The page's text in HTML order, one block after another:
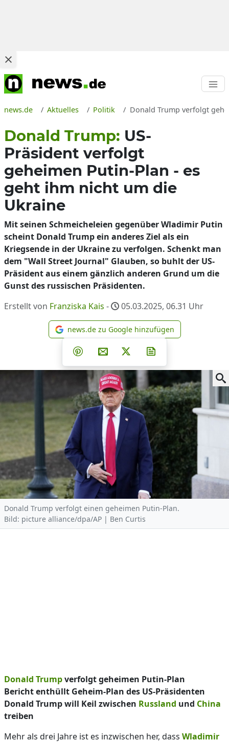
news.de Aktuelles Politik Donald Trump verfolgt
Donald Trump: US-
Präsident verfolgt
geheimen Putin-Plan - es
geht ihm nicht um die
Ukraine
Mit seinen Schmeicheleien gegenüber Wladimir Putin
scheint Donald Trump ein anderes Ziel als ein
Kriegsende in der Ukraine zu verfolgen. Schenkt man
dem "Wall Street Journal" Glauben, so buhlt der US-
Präsident aus einem gänzlich anderen Grund um die
Gunst des russischen Präsidenten.
Erstellt von Franziska Kais - 05.03.2025, 06.31 Uhr
news.de zu Google
news.de zu Google hinzufügen
Teilen auf Facebook
Teilen auf Whatsapp
Teilen auf Telegram
Teilen auf Pinterest
Per E-Mail teilen
Post auf X
Donald Trump verfolgt einen geheimen Putin-Plan.
Bild: picture alliance/dpa/AP | Ben Curtis
Donald Trumpverfolgt geheimen Putin-Plan
Bericht enthüllt Geheim-Plan des US-Präsidenten
Donald Trump will Keil zwischen Russland und China
treiben
Mehr als drei Jahre ist es inzwischen her, dass Wladimir